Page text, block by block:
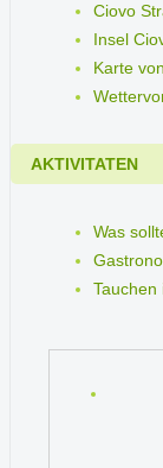
Ciovo
Insel
Karte
AKTIVITATEN
Was
Tauchen